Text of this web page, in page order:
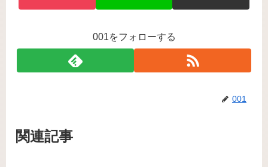
001をフォローする
001
関連記事